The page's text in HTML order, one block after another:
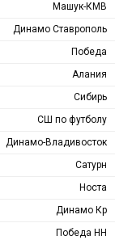
Машук-КМВ
Динамо Ставрополь
Победа
Алания
Сибирь
СШ по футболу
Динамо-Владивосток
Сатурн
Носта
Динамо Кр
Победа НН